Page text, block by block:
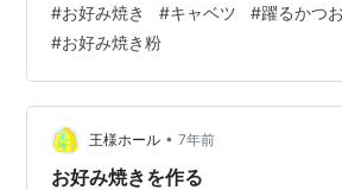
スして、お好み焼きを調理します。 豚
す。 市販のお好み焼き粉を使います。
ら、お好み焼き粉を入れます。 温か
ラムテーブルにホットプレートをセッ
す。 油を薄く塗って、お好み焼きの具
めます。 半面が焼けたら、ひっくり返
#お好み焼き #キャベツ #躍るかつ
#お好み焼き粉
王様ホール • 7年前
お好み焼きを作る